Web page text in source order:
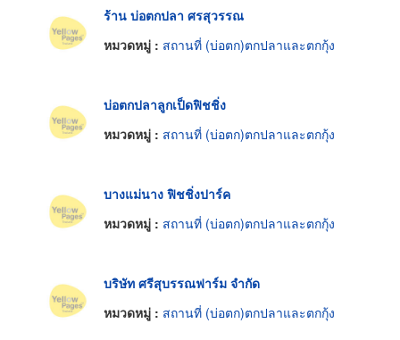
ร้าน บ่อตกปลา ศรสุวรรณ
หมวดหมู่ : สถานที่ (บ่อตก)ตกปลาและตกกุ้ง
บ่อตกปลาลูกเป็ดฟิชชิ่ง
หมวดหมู่ : สถานที่ (บ่อตก)ตกปลาและตกกุ้ง
บางแม่นาง ฟิชชิ่งปาร์ค
หมวดหมู่ : สถานที่ (บ่อตก)ตกปลาและตกกุ้ง
บริษัท ศรีสุบรรณฟาร์ม จำกัด
หมวดหมู่ : สถานที่ (บ่อตก)ตกปลาและตกกุ้ง